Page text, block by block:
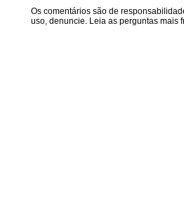
Os comentários são de
uso, denuncie. Leia as perguntas mais